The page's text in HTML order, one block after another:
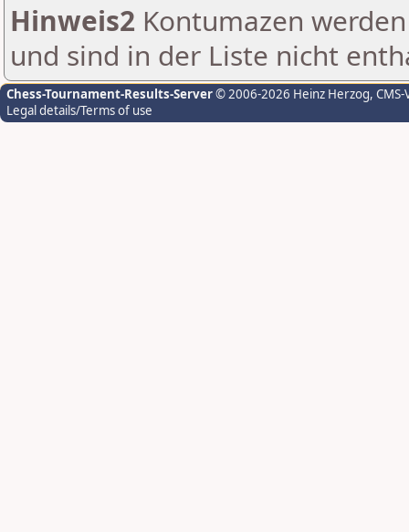
Hinweis2 Kontumazen
und sind in der Liste nicht
Chess-Tournament-Results-Server© 2006-2026 Heinz Herzog,
Legal details/Terms of use